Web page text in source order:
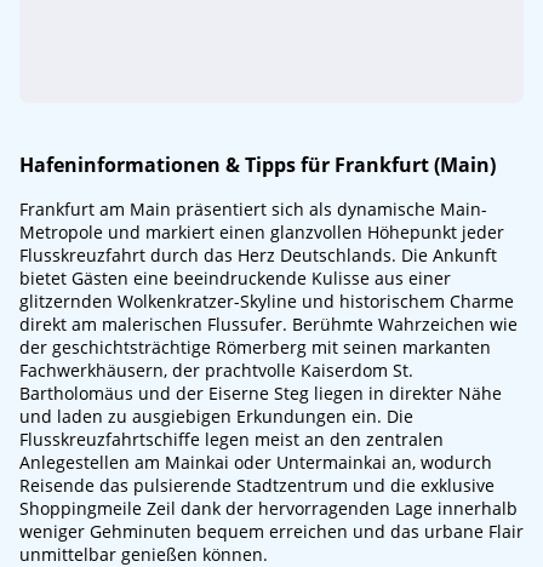
Hafeninformationen & Tipps für Frankfurt (Main)
Frankfurt am Main präsentiert sich als dynamische Main-
Metropole und markiert einen glanzvollen Höhepunkt jeder
Flusskreuzfahrt durch das Herz Deutschlands. Die Ankunft
bietet Gästen eine beeindruckende Kulisse aus einer
glitzernden Wolkenkratzer-Skyline und historischem Charme
direkt am malerischen Flussufer. Berühmte Wahrzeichen wie
der geschichtsträchtige Römerberg mit seinen markanten
Fachwerkhäusern, der prachtvolle Kaiserdom St.
Bartholomäus und der Eiserne Steg liegen in direkter Nähe
und laden zu ausgiebigen Erkundungen ein. Die
Flusskreuzfahrtschiffe legen meist an den zentralen
Anlegestellen am Mainkai oder Untermainkai an, wodurch
Reisende das pulsierende Stadtzentrum und die exklusive
Shoppingmeile Zeil dank der hervorragenden Lage innerhalb
weniger Gehminuten bequem erreichen und das urbane Flair
unmittelbar genießen können.